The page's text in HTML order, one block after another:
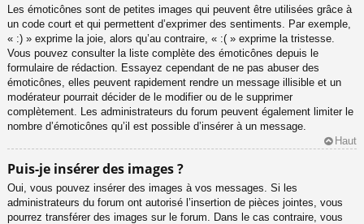
Les émoticônes sont de petites images qui peuvent être utilisées grâce à
un code court et qui permettent d’exprimer des sentiments. Par exemple,
« :) » exprime la joie, alors qu’au contraire, « :( » exprime la tristesse.
Vous pouvez consulter la liste complète des émoticônes depuis le
formulaire de rédaction. Essayez cependant de ne pas abuser des
émoticônes, elles peuvent rapidement rendre un message illisible et un
modérateur pourrait décider de le modifier ou de le supprimer
complètement. Les administrateurs du forum peuvent également limiter le
nombre d’émoticônes qu’il est possible d’insérer à un message.
Haut
Puis-je insérer des images ?
Oui, vous pouvez insérer des images à vos messages. Si les
administrateurs du forum ont autorisé l’insertion de pièces jointes, vous
pourrez transférer des images sur le forum. Dans le cas contraire, vous